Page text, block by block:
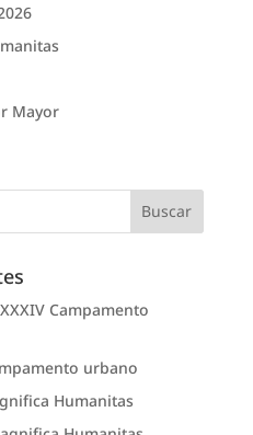
Mayor
XXXIV Campamento
urbano
Humanitas